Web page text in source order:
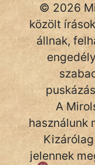
© 2026
közölt
állnak,
A
használunk
jelennek